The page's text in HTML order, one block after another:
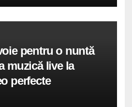
pentru o nuntă
muzică live la
perfecte